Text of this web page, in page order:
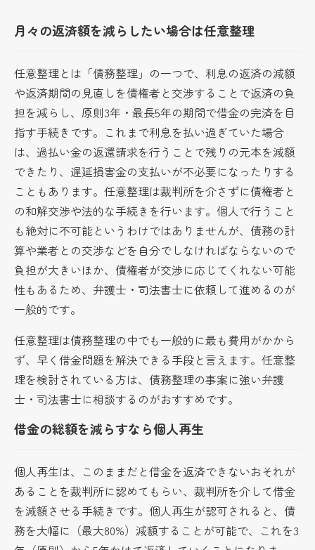
月々の返済額を減らしたい場合は任意整理
任意整理とは「債務整理」の一つで、利息の返済の減額
や返済期間の見直しを債権者と交渉することで返済の負
担を減らし、原則3年・最長5年の期間で借金の完済を目
指す手続きです。これまで利息を払い過ぎていた場合
は、過払い金の返還請求を行うことで残りの元本を減額
できたり、遅延損害金の支払いが不必要になったりする
こともあります。任意整理は裁判所を介さずに債権者と
の和解交渉や法的な手続きを行います。個人で行うこと
も絶対に不可能というわけではありませんが、債務の計
算や業者との交渉などを自分でしなければならないので
負担が大きいほか、債権者が交渉に応じてくれない可能
性もあるため、弁護士・司法書士に依頼して進めるのが
一般的です。
任意整理は債務整理の中でも一般的に最も費用がかから
ず、早く借金問題を解決できる手段と言えます。任意整
理を検討されている方は、債務整理の事案に強い弁護
士・司法書士に相談するのがおすすめです。
借金の総額を減らすなら個人再生
個人再生は、このままだと借金を返済できないおそれが
あることを裁判所に認めてもらい、裁判所を介して借金
を減額させる手続きです。個人再生が認可されると、債
務を大幅に（最大80%）減額することが可能で、これを3